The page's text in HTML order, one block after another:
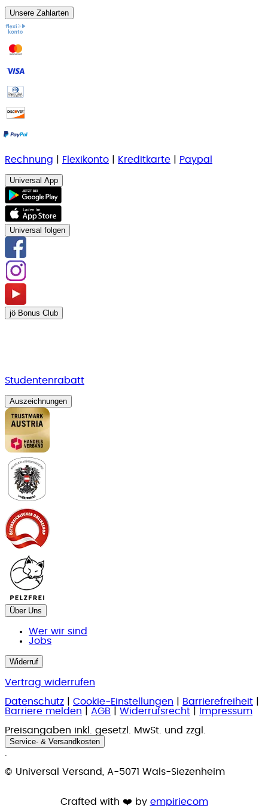
Unsere Zahlarten
Rechnung Flexikonto Kreditkarte Paypal
Universal App
Universal folgen
jö Bonus Club
Studentenrabatt
Auszeichnungen
Über Uns
Wer wir sind
Jobs
Widerruf
Vertrag widerrufen
Datenschutz
Cookie-Einstellungen Barrierefreiheit
Barriere melden
AGB Widerrufsrecht
Impressum
Preisangaben inkl. gesetzl. MwSt. und zzgl.
Service- & Versandkosten
© Universal Versand, A-5071 Wals-Siezenheim
Crafted with ❤️ by empiriecom